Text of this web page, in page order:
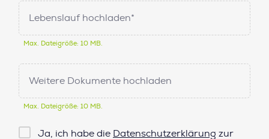
Lebenslauf hochladen*
Max. Dateigröße: 10 MB.
Weitere Dokumente hochladen
Max. Dateigröße: 10 MB.
Checkbox
Ja, ich habe die Datenschutzerklärung zur